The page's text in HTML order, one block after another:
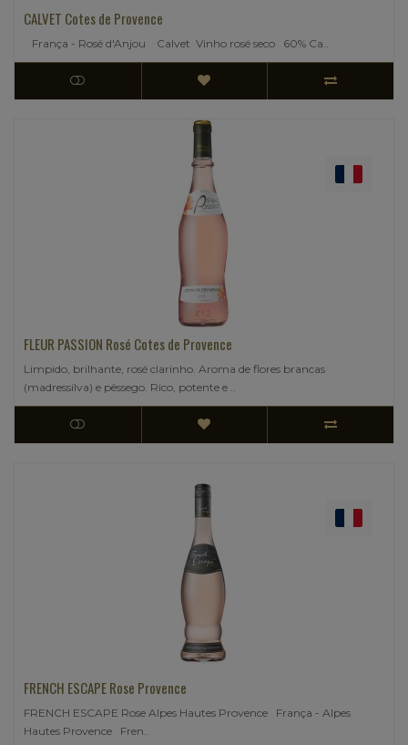
CALVET Cotes de Provence
França - Rosé d'Anjou Calvet Vinho rosé seco 60% Ca..
FLEUR PASSION Rosé Cotes de Provence
Limpido, brilhante, rosé clarinho. Aroma de flores brancas
(madressilva) e pêssego. Rico, potente e ..
FRENCH ESCAPE Rose Provence
FRENCH ESCAPE Rose Alpes Hautes Provence França - Alpes
Hautes Provence Fren..